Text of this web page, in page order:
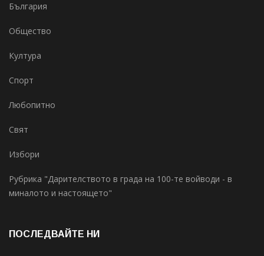
България
Общество
Култура
Спорт
Любопитно
Свят
Избори
Рубрика "Дарителството в града на 100-те войводи - в
миналото и настоящето"
ПОСЛЕДВАЙТЕ НИ